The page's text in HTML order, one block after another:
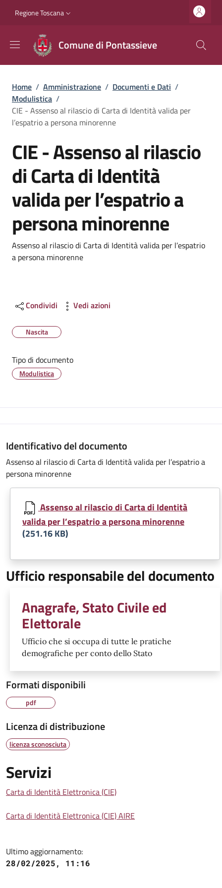
Slim top
Regione Toscana
Comune di Pontassieve
Briciole di pane
Home / Amministrazione / Documenti e Dati /
Modulistica /
CIE - Assenso al rilascio di Carta di Identità valida per
l’espatrio a persona minorenne
CIE - Assenso al rilascio
di Carta di Identità
valida per l’espatrio a
persona minorenne
Dettagli
Assenso al rilascio di Carta di Identità valida per l’espatrio
a persona minorenne
Condividi Vedi azioni
Nascita
Tipo di documento
Modulistica
Identificativo del documento
Assenso al rilascio di Carta di Identità valida per l’espatrio a
persona minorenne
Assenso al rilascio di Carta di Identità
valida per l’espatrio a persona minorenne
(251.16 KB)
Ufficio responsabile del documento
Anagrafe, Stato Civile ed
Elettorale
Ufficio che si occupa di tutte le pratiche
demografiche per conto dello Stato
Formati disponibili
pdf
Licenza di distribuzione
licenza sconosciuta
Servizi
Carta di Identità Elettronica (CIE)
Carta di Identità Elettronica (CIE) AIRE
Ultimo aggiornamento:
28/02/2025, 11:16